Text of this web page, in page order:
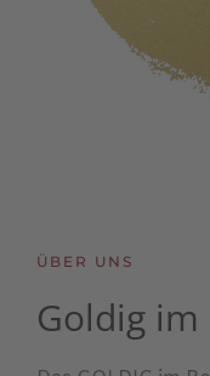
ÜBER UNS
Goldig